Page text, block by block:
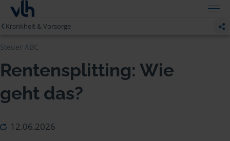
Krankheit & Vorsorge
Steuer ABC
Rentensplitting: Wie
geht das?
12.06.2026